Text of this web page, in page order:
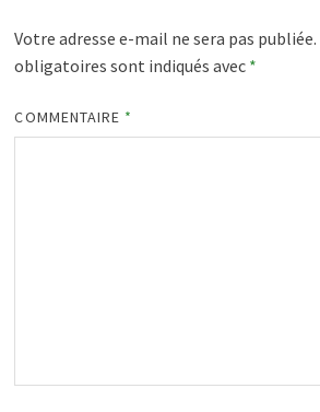
Votre adresse e-mail ne sera pas publiée.
obligatoires sont indiqués avec *
COMMENTAIRE *